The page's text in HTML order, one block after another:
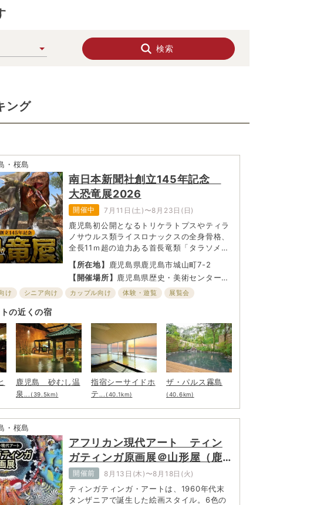
検索
ング
・桜島
南日本新聞社創立145年記念
大恐竜展2026
開催中 7月11日(土)〜8月23日(日)
鹿児島初公開となるトリケラトプスやティラ
ノサウルス類ライスロナックスの全身骨格、
全長11ｍ超の迫力ある首長竜類「タラソメド
ン」など、多くの貴重な標本を一堂に展示！
県内から甑ミュージアム所蔵のケラトプス類
の歯根の化石や、獅子島の翼竜類の化石など
も特別展示し、新たな“恐竜王国鹿児島”にも
「見て触れて、楽しんで」学べる展覧会。
【所在地】
鹿児島県鹿児島市城山町7-2
【開催場所】
鹿児島県歴史・美術センター
黎明館 2階
け シニア向け カップル向け 体験・遊覧
展覧会
向け
の近くの宿
鹿児島 砂むし温
泉
...(39.5km)
指宿シーサイドホ
テ
...(40.1km)
ザ・パルス霧島
(40.6km)
・桜島
アフリカン現代アート ティン
ガティンガ原画展＠山形屋（鹿
児島）
開催前 8月13日(木)〜8月18日(火)
ティンガティンガ・アートは、1960年代末
タンザニアで誕生した絵画スタイル。6色の